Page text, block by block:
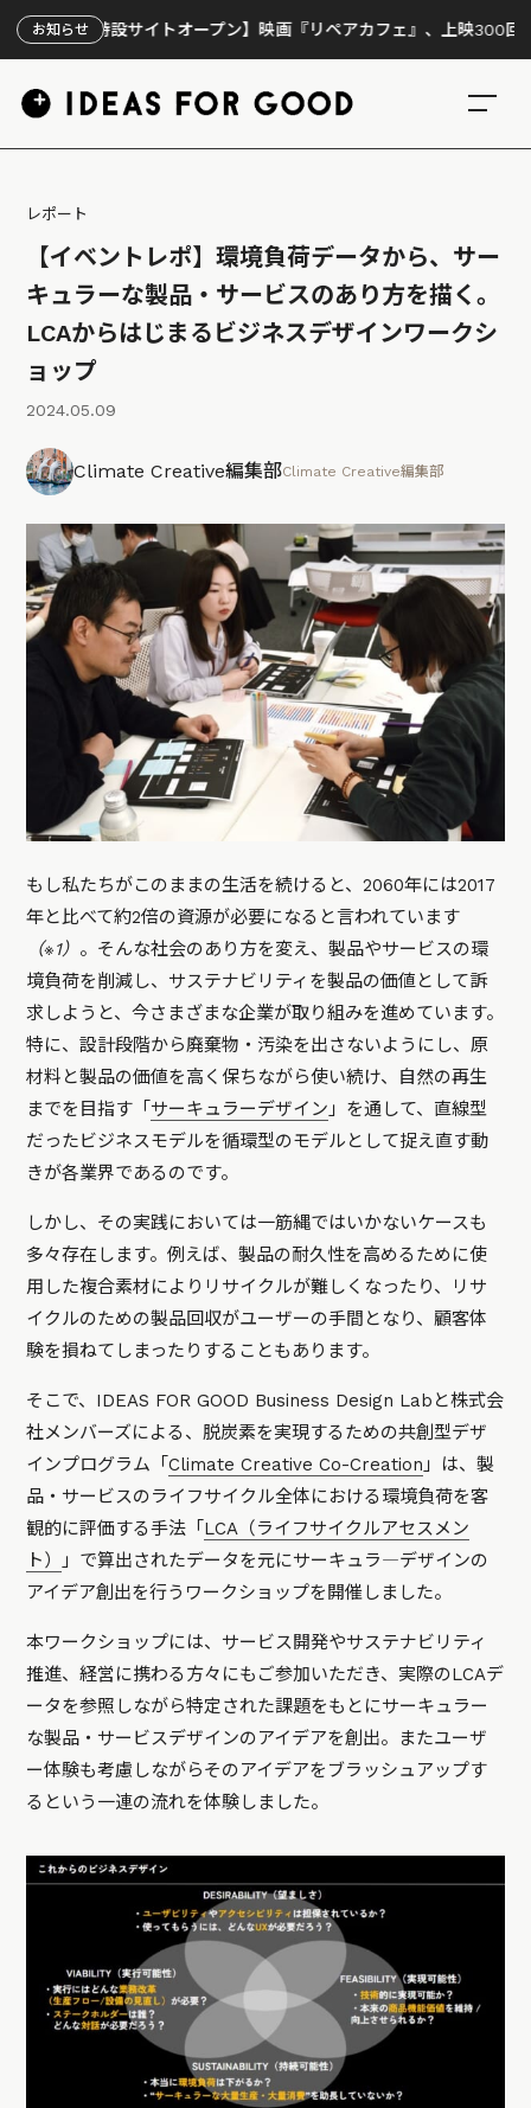
お知らせ
設サイトオープン】映画『リペアカフェ』、上映300回の先で見えて
レポート
【イベントレポ】環境負荷データから、サー
キュラーな製品・サービスのあり方を描く。
LCAからはじまるビジネスデザインワークシ
ョップ
2024.05.09
Climate Creative編集部Climate Creative編集部
もし私たちがこのままの生活を続けると、2060年には2017
年と比べて約2倍の資源が必要になると言われています
（※1） 。そんな社会のあり方を変え、製品やサービスの環
境負荷を削減し、サステナビリティを製品の価値として訴
求しようと、今さまざまな企業が取り組みを進めています。
特に、設計段階から廃棄物・汚染を出さないようにし、原
材料と製品の価値を高く保ちながら使い続け、自然の再生
までを目指す「 サーキュラーデザイン 」を通して、直線型
だったビジネスモデルを循環型のモデルとして捉え直す動
きが各業界であるのです。
しかし、その実践においては一筋縄ではいかないケースも
多々存在します。例えば、製品の耐久性を高めるために使
用した複合素材によりリサイクルが難しくなったり、リサ
イクルのための製品回収がユーザーの手間となり、顧客体
験を損ねてしまったりすることもあります。
そこで、IDEAS FOR GOOD Business Design Labと株式会
社メンバーズによる、脱炭素を実現するための共創型デザ
インプログラム「Climate Creative Co-Creation 」は、製
品・サービスのライフサイクル全体における環境負荷を客
観的に評価する手法「 LCA（ライフサイクルアセスメン
ト）
」で算出されたデータを元にサーキュラ―デザインの
アイデア創出を行うワークショップを開催しました。
本ワークショップには、サービス開発やサステナビリティ
推進、経営に携わる方々にもご参加いただき、実際のLCAデ
ータを参照しながら特定された課題をもとにサーキュラー
な製品・サービスデザインのアイデアを創出。またユーザ
ー体験も考慮しながらそのアイデアをブラッシュアップす
るという一連の流れを体験しました。